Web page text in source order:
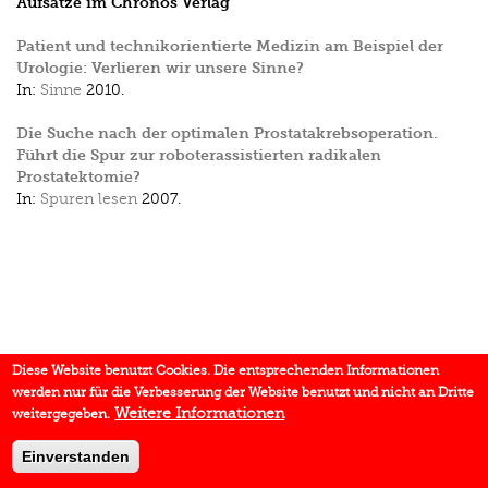
Patient und technik­orientierte Medizin am Beispiel der
Urologie: Verlieren wir unsere Sinne?
In: Sinne 2010.
Die Suche nach der optimalen Prostatakrebsoperation.
Führt die Spur zur roboterassistierten radikalen
Prostatektomie?
In: Spuren lesen 2007.
Diese Website benutzt Cookies. Die entsprechenden Informationen
werden nur für die Verbesserung der Website benutzt und nicht an Dritte
weitergegeben. Weitere Informationen
Einverstanden